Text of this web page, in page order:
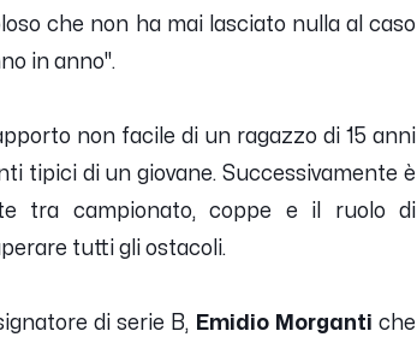
che non ha mai lasciato nulla al caso
in anno".
non facile di un ragazzo di 15 anni
tipici di un giovane. Successivamente è
tra campionato, coppe e il ruolo di
tutti gli ostacoli.
di serie B, Emidio Morgantiche